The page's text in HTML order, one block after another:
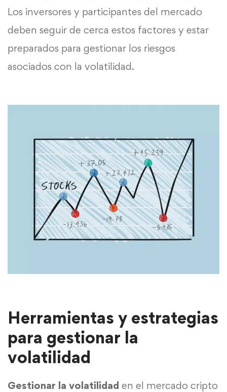
Los inversores y participantes del mercado
deben seguir de cerca estos factores y estar
preparados para gestionar los riesgos
asociados con la volatilidad.
Herramientas y estrategias
para gestionar la
volatilidad
Gestionar la volatilidad en el mercado cripto